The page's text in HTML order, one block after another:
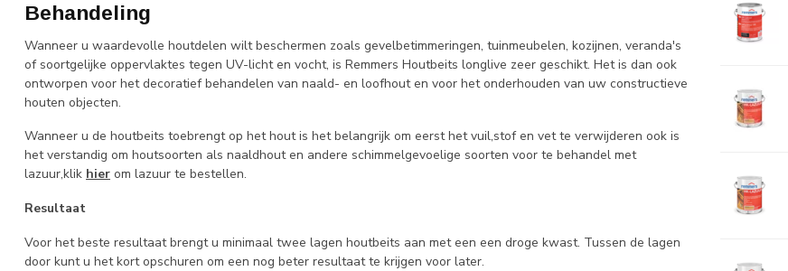
Behandeling
Wanneer u waardevolle houtdelen wilt beschermen zoals gevelbetimmeringen, tuinmeubelen, kozijnen, veranda's
of soortgelijke oppervlaktes tegen UV-licht en vocht, is Remmers Houtbeits longlive zeer geschikt. Het is dan ook
ontworpen voor het decoratief behandelen van naald- en loofhout en voor het onderhouden van uw constructieve
houten objecten.
Wanneer u de houtbeits toebrengt op het hout is het belangrijk om eerst het vuil,stof en vet te verwijderen ook is
het verstandig om houtsoorten als naaldhout en andere schimmelgevoelige soorten voor te behandel met
lazuur,klik hier om lazuur te bestellen.
Resultaat
Voor het beste resultaat brengt u minimaal twee lagen houtbeits aan met een een droge kwast. Tussen de lagen
door kunt u het kort opschuren om een nog beter resultaat te krijgen voor later.